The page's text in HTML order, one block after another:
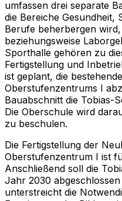
umfassen drei separate
die Bereiche Gesundheit,
Berufe beherbergen
beziehungsweise
Sporthalle gehören zu
Fertigstellung und
ist geplant, die
Oberstufenzentrums I
Bauabschnitt die Tobias-
Die Oberschule wird
zu beschulen.
Die Fertigstellung der
Oberstufenzentrum I ist
Anschließend soll die
Jahr 2030
unterstreicht die